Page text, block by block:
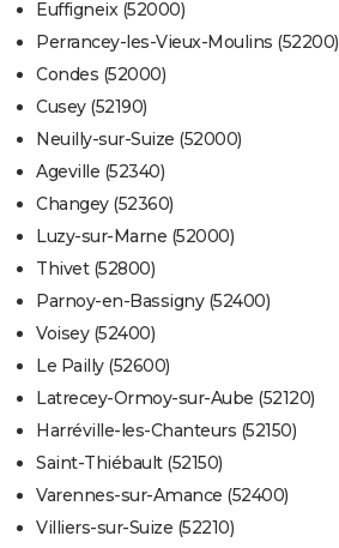
Euffigneix (52000)
Perrancey-les-Vieux-Moulins (52200)
Condes (52000)
Cusey (52190)
Neuilly-sur-Suize (52000)
Ageville (52340)
Changey (52360)
Luzy-sur-Marne (52000)
Thivet (52800)
Parnoy-en-Bassigny (52400)
Voisey (52400)
Le Pailly (52600)
Latrecey-Ormoy-sur-Aube (52120)
Harréville-les-Chanteurs (52150)
Saint-Thiébault (52150)
Varennes-sur-Amance (52400)
Villiers-sur-Suize (52210)